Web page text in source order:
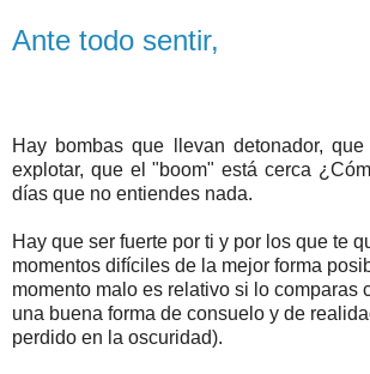
Ante todo sentir,
Hay bombas que llevan detonador,
explotar, que el "boom" está cerca
días que no entiendes nada.
Hay que ser fuerte por ti y por los que te
momentos difíciles de la mejor forma
momento malo es relativo si lo comparas
una buena forma de consuelo y de
perdido en la oscuridad).